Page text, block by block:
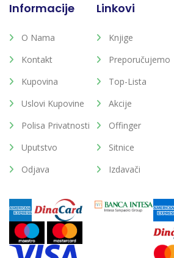
Informacije
O Nama
Kontakt
Kupovina
Uslovi Kupovine
Polisa Privatnosti
Uputstvo
Odjava
Linkovi
Knjige
Preporučujemo
Top-Lista
Akcije
Offinger
Sitnice
Izdavači